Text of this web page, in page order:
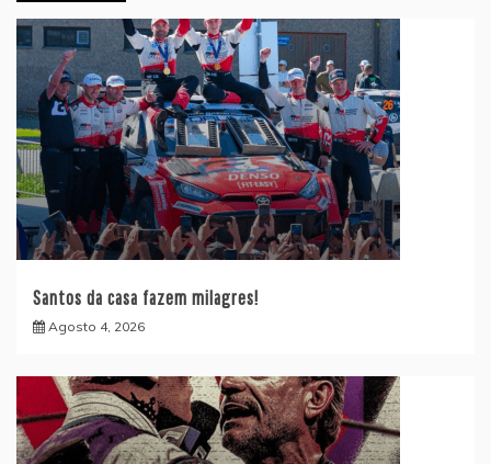
Santos da casa fazem milagres!
Agosto 4, 2026